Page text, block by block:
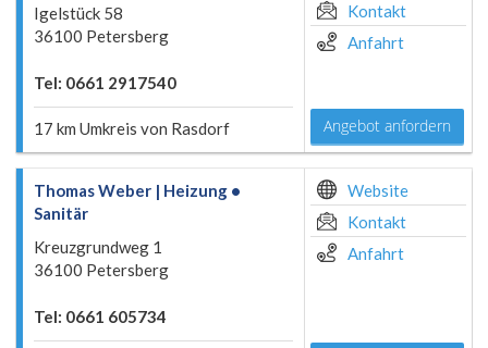
Igelstück 58
36100 Petersberg
Tel: 0661 2917540
17 km Umkreis von Rasdorf
Kontakt
Anfahrt
Angebot anfordern
Thomas Weber | Heizung •
Sanitär
Kreuzgrundweg 1
36100 Petersberg
Tel: 0661 605734
Website
Kontakt
Anfahrt